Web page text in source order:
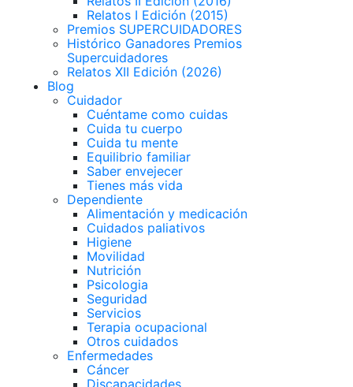
Relatos I Edición (2015)
Premios SUPERCUIDADORES
Histórico Ganadores Premios
Supercuidadores
Relatos XII Edición (2026)
Blog
Cuidador
Cuéntame como cuidas
Cuida tu cuerpo
Cuida tu mente
Equilibrio familiar
Saber envejecer
Tienes más vida
Dependiente
Alimentación y medicación
Cuidados paliativos
Higiene
Movilidad
Nutrición
Psicologia
Seguridad
Servicios
Terapia ocupacional
Otros cuidados
Enfermedades
Cáncer
Discapacidades